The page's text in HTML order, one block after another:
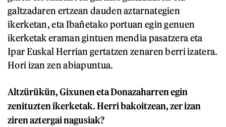
galtzadaren ertzean dauden aztarnategien
ikerketan, eta Ibañetako portuan egin genuen
ikerketak eraman gintuen mendia pasatzera eta
Ipar Euskal Herrian gertatzen zenaren berri izatera.
Hori izan zen abiapuntua.
Altzürükün, Gixunen eta Donazaharren egin
zenituzten ikerketak. Herri bakoitzean, zer izan
ziren aztergai nagusiak?